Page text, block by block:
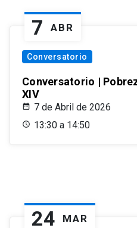
7 ABR
Conversatorio
Conversatorio |
XIV
7 de Abril de 2026
13:30 a 14:50
24 MAR